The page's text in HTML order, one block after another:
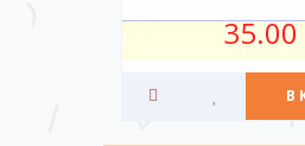
35.00
В